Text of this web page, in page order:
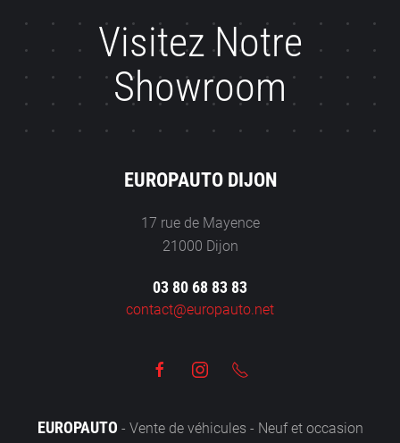
VisitezNotre
Showroom
EUROPAUTO DIJON
17 rue de Mayence
21000 Dijon
03 80 68 83 83
contact@europauto.net
EUROPAUTO - Vente de véhicules - Neuf et occasion